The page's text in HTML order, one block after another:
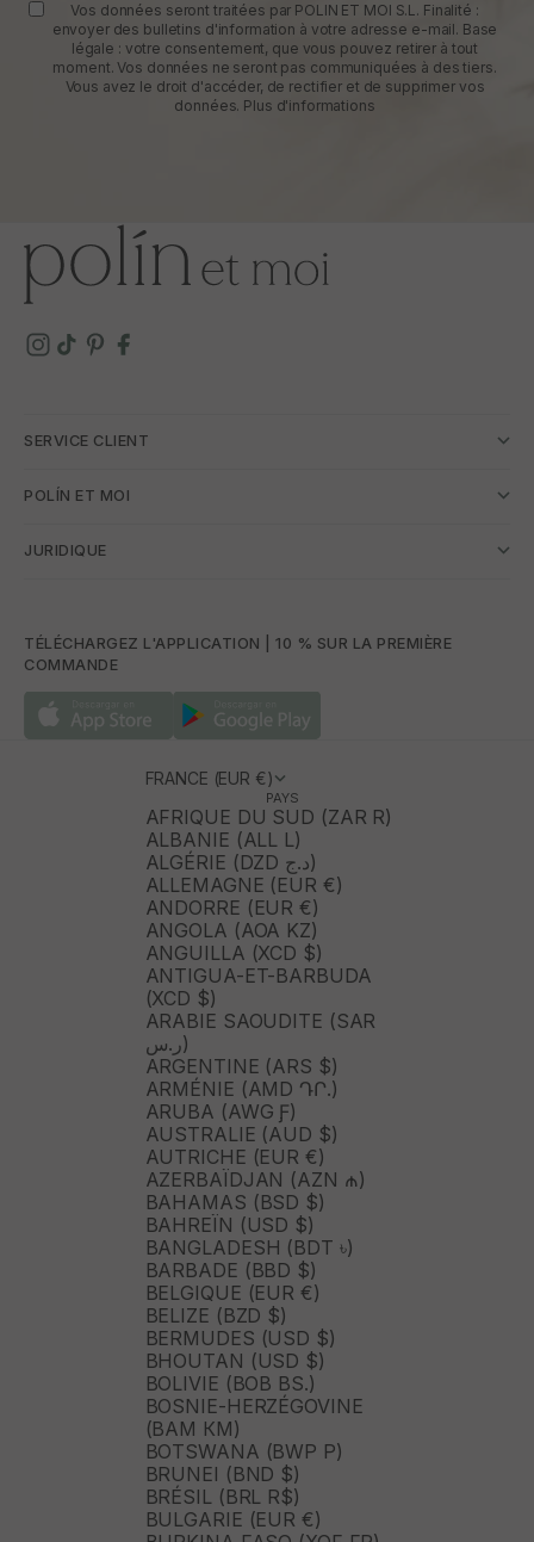
Vos données seront traitées par POLIN ET MOI S.L. Finalité :
envoyer des bulletins d'information à votre adresse e-mail. Base
légale : votre consentement, que vous pouvez retirer à tout
moment. Vos données ne seront pas communiquées à des tiers.
Vous avez le droit d'accéder, de rectifier et de supprimer vos
données. Plus d'informations
SERVICE CLIENT
POLÍN ET MOI
JURIDIQUE
TÉLÉCHARGEZ L'APPLICATION | 10 % SUR LA PREMIÈRE
COMMANDE
FRANCE (EUR €)
PAYS
AFRIQUE DU SUD (ZAR R)
ALBANIE (ALL L)
ALGÉRIE (DZD د.ج)
ALLEMAGNE (EUR €)
ANDORRE (EUR €)
ANGOLA (AOA KZ)
ANGUILLA (XCD $)
ANTIGUA-ET-BARBUDA
(XCD $)
ARABIE SAOUDITE (SAR
ر.س)
ARGENTINE (ARS $)
ARMÉNIE (AMD ԴՐ.)
ARUBA (AWG Ƒ)
AUSTRALIE (AUD $)
AUTRICHE (EUR €)
AZERBAÏDJAN (AZN ₼)
BAHAMAS (BSD $)
BAHREÏN (USD $)
BANGLADESH (BDT ৳)
BARBADE (BBD $)
BELGIQUE (EUR €)
BELIZE (BZD $)
BERMUDES (USD $)
BHOUTAN (USD $)
BOLIVIE (BOB BS.)
BOSNIE-HERZÉGOVINE
(BAM КМ)
BOTSWANA (BWP P)
BRUNEI (BND $)
BRÉSIL (BRL R$)
BULGARIE (EUR €)